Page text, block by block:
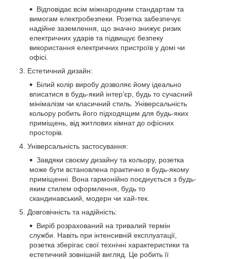
Відповідає всім міжнародним стандартам та
вимогам електробезпеки. Розетка забезпечує
надійне заземлення, що значно знижує ризик
електричних ударів та підвищує безпеку
використання електричних пристроїв у домі чи
офісі.
Естетичний дизайн:
Білий колір виробу дозволяє йому ідеально
вписатися в будь-який інтер'єр, будь то сучасний
мінімалізм чи класичний стиль. Універсальність
кольору робить його підходящим для будь-яких
приміщень, від житлових кімнат до офісних
просторів.
Універсальність застосування:
Завдяки своєму дизайну та кольору, розетка
може бути встановлена практично в будь-якому
приміщенні. Вона гармонійно поєднується з будь-
яким стилем оформлення, будь то
скандинавський, модерн чи хай-тек.
Довговічність та надійність:
Виріб розрахований на тривалий термін
служби. Навіть при інтенсивній експлуатації,
розетка зберігає свої технічні характеристики та
естетичний зовнішній вигляд. Це робить її